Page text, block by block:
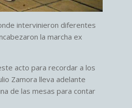
intervinieron diferentes
la marcha ex
acto para recordar a los
Zamora lleva adelante
de las mesas para contar